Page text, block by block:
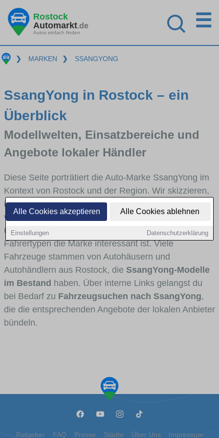
Alle Cookies akzeptieren Alle Cookies ablehnen
Einstellungen Datenschutzerklärung
Rostock
Automarkt.de
Autos einfach finden
☰
❯ MARKEN ❯ SSANGYONG
SsangYong in Rostock – ein
Überblick
Modellwelten, Einsatzbereiche und
Angebote lokaler Händler
Diese Seite porträtiert die Auto-Marke SsangYong im
Kontext von Rostock und der Region. Wir skizzieren,
in welchen Fahrzeugklassen SsangYong stark
vertreten ist, welche Modellreihen häufig im Stadt-
und Umlandverkehr zu sehen sind und für welche
Fahrertypen die Marke interessant ist. Viele
Fahrzeuge stammen von Autohäusern und
Autohändlern aus Rostock, die SsangYong-Modelle
im Bestand haben. Über interne Links gelangst du
bei Bedarf zu Fahrzeugsuchen nach SsangYong,
die die entsprechenden Angebote der lokalen Anbieter
bündeln.
Ratgeber FAQ Presse Städte Über Uns Impressum